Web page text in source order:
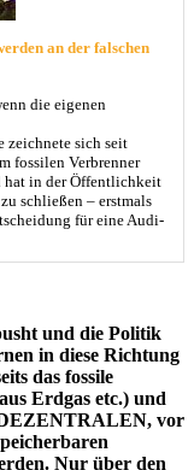
an der falschen
die eigenen
zeichnete sich seit
fossilen Verbrenner
hat in der Öffentlichkeit
schließen – erstmals
für eine Audi-
und die Politik
in diese Richtung
das fossile
Erdgas etc.) und
DEZENTRALEN, vor
Nur über den